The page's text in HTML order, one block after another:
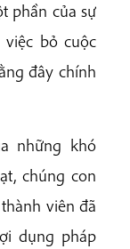
phần của sự
bỏ cuộc
đây chính
những khó
chúng con
viên đã
dụng pháp